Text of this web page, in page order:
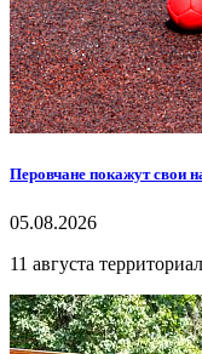
Перовчане покажут свои
05.08.2026
11 августа